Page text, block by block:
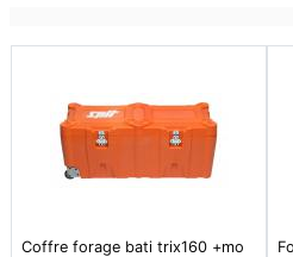
Coffre forage bati trix160 +mo